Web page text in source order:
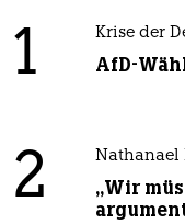
1 Krise der
AfD-
2 Nathanael
„Wir